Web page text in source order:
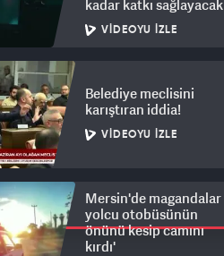
kadar katkı sağlayacak
VIDEOYU İZLE
Belediye meclisini
karıştıran iddia!
VIDEOYU İZLE
Mersin'de magandalar
yolcu otobüsünün
önünü kesip camını
kırdı'